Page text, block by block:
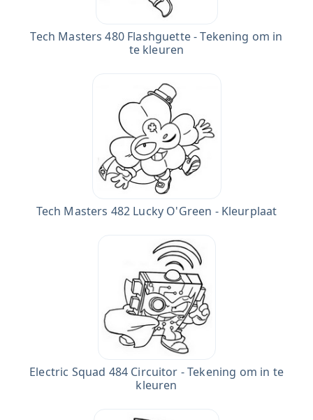
Tech Masters 480 Flashguette - Tekening om in
te kleuren
Tech Masters 482 Lucky O'Green - Kleurplaat
Electric Squad 484 Circuitor - Tekening om in te
kleuren